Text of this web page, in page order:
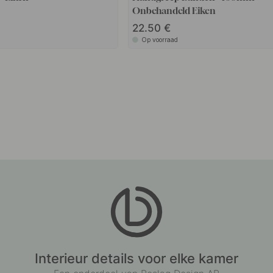
Onbehandeld Eiken
22.50
Op voorraad
Interieur details voor elke kamer